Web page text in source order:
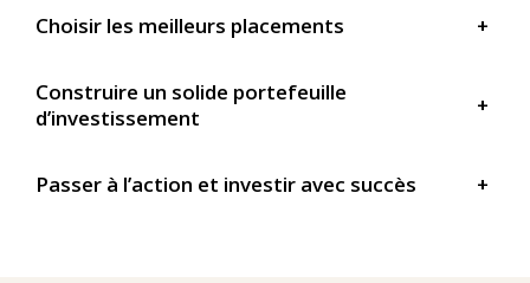
Choisir les meilleurs placements +
Construire un solide portefeuille
d’investissement
+
Passer à l’action et investir avec succès +